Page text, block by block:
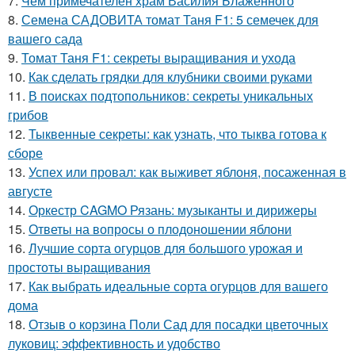
8. Семена САДОВИТА томат Таня F1: 5 семечек для
вашего сада
9. Томат Таня F1: секреты выращивания и ухода
10. Как сделать грядки для клубники своими руками
11. В поисках подтопольников: секреты уникальных
грибов
12. Тыквенные секреты: как узнать, что тыква готова к
сборе
13. Успех или провал: как выживет яблоня, посаженная в
августе
14. Оркестр CAGMO Рязань: музыканты и дирижеры
15. Ответы на вопросы о плодоношении яблони
16. Лучшие сорта огурцов для большого урожая и
простоты выращивания
17. Как выбрать идеальные сорта огурцов для вашего
дома
18. Отзыв о корзина Поли Сад для посадки цветочных
луковиц: эффективность и удобство